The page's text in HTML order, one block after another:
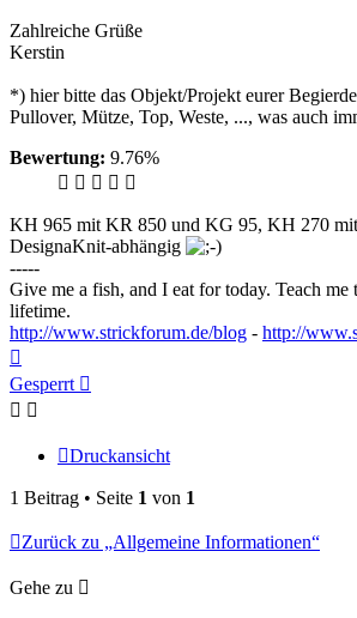
Zahlreiche Grüße
Kerstin
*) hier bitte das Objekt/Projekt eurer
Pullover, Mütze, Top, Weste, ..., was auch
Bewertung: 9.76%
KH 965 mit KR 850 und KG 95, KH 270
DesignaKnit-abhängig
-----
Give me a fish, and I eat for today. Teach me
lifetime.
http://www.strickforum.de/blog - http://
oben
Gesperrt
Druckansicht
1 Beitrag • Seite 1 von 1
Zurück zu „Allgemeine Informationen“
Gehe zu